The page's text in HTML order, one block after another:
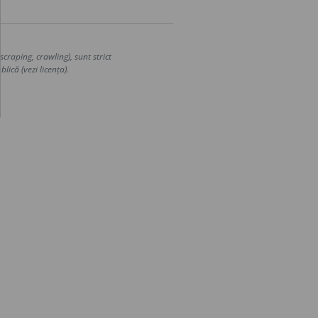
crawling), sunt strict
(vezi licența).